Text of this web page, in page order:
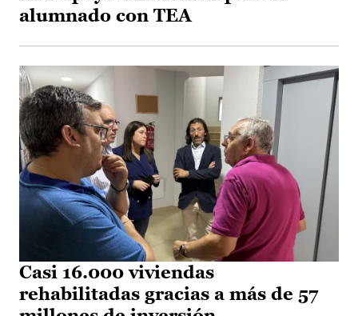
alumnado con TEA
Casi 16.000 viviendas
rehabilitadas gracias a más de 57